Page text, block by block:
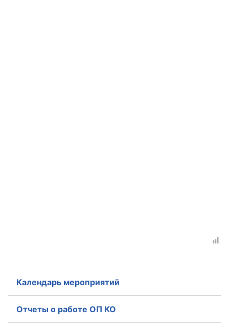
Календарь мероприятий
Отчеты о работе ОП КО